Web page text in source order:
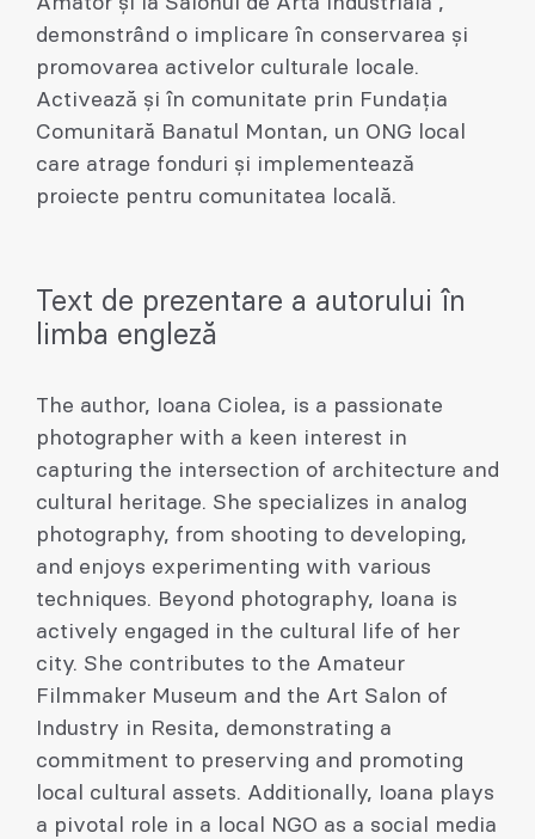
demonstrând o implicare în conservarea și
promovarea activelor culturale locale.
Activează și în comunitate prin Fundația
Comunitară Banatul Montan, un ONG local
care atrage fonduri și implementează
proiecte pentru comunitatea locală.
Text de prezentare a autorului în
limba engleză
The author, Ioana Ciolea, is a passionate
photographer with a keen interest in
capturing the intersection of architecture and
cultural heritage. She specializes in analog
photography, from shooting to developing,
and enjoys experimenting with various
techniques. Beyond photography, Ioana is
actively engaged in the cultural life of her
city. She contributes to the Amateur
Filmmaker Museum and the Art Salon of
Industry in Resita, demonstrating a
commitment to preserving and promoting
local cultural assets. Additionally, Ioana plays
a pivotal role in a local NGO as a social media